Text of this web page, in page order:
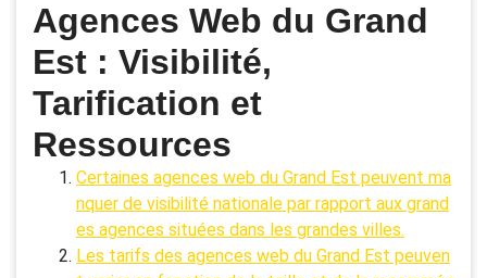
Agences Web du Grand
Est : Visibilité,
Tarification et
Ressources
Certaines agences web du Grand Est peuvent ma
nquer de visibilité nationale par rapport aux grand
es agences situées dans les grandes villes.
Les tarifs des agences web du Grand Est peuven